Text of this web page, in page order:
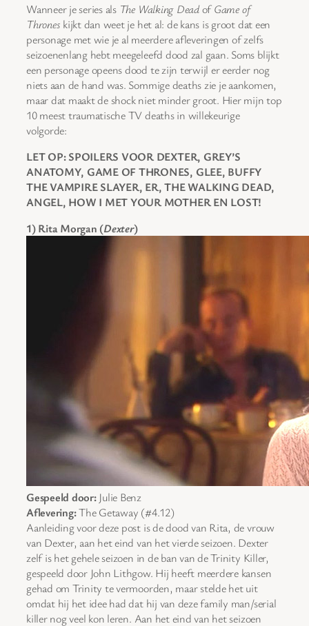
Wanneer je series als The Walking DeadofGame of
Thrones kijkt dan weet je het al: de kans is groot dat een
personage met wie je al meerdere afleveringen of zelfs
seizoenenlang hebt meegeleefd dood zal gaan. Soms blijkt
een personage opeens dood te zijn terwijl er eerder nog
niets aan de hand was. Sommige deaths zie je aankomen,
maar dat maakt de shock niet minder groot. Hier mijn top
10 meest traumatische TV deaths in willekeurige
volgorde:
LET OP: SPOILERS VOOR DEXTER, GREY’S
ANATOMY, GAME OF THRONES, GLEE, BUFFY
THE VAMPIRE SLAYER, ER, THE WALKING DEAD,
ANGEL, HOW I MET YOUR MOTHER EN LOST!
1) Rita Morgan (Dexter)
Gespeeld door:Julie Benz
Aflevering:The Getaway (#4.12)
Aanleiding voor deze post is de dood van Rita, de vrouw
van Dexter, aan het eind van het vierde seizoen. Dexter
zelf is het gehele seizoen in de ban van de Trinity Killer,
gespeeld door John Lithgow. Hij heeft meerdere kansen
gehad om Trinity te vermoorden, maar stelde het uit
omdat hij het idee had dat hij van deze family man/serial
killer nog veel kon leren. Aan het eind van het seizoen